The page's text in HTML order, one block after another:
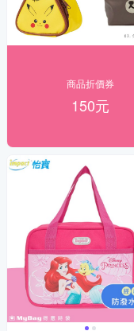
商品折價券
150元